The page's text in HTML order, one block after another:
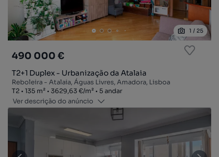
1 / 25
490 000 €
T2+1 Duplex - Urbanização da Atalaia
Reboleira - Atalaia, Águas Livres, Amadora, Lisboa
Tipologia
T2
Zona135 m²
Preço por metro quadrado
3629,63 €/m²
Andar
5 andar
Ver descrição do anúncio